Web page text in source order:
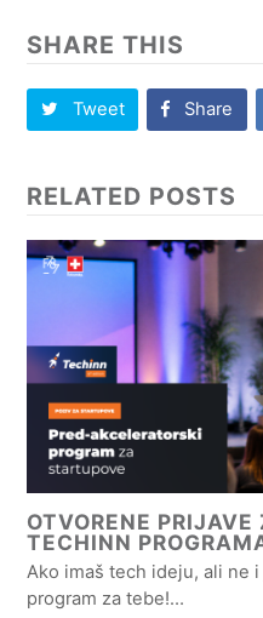
SHARE THIS
Tweet Share
RELATED POSTS
OTVORENE
TECHINN
Ako imaš tech ideju, ali ne
program za tebe!…